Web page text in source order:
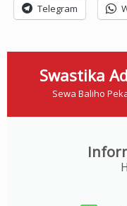
Telegram
Swastika
Sewa Baliho